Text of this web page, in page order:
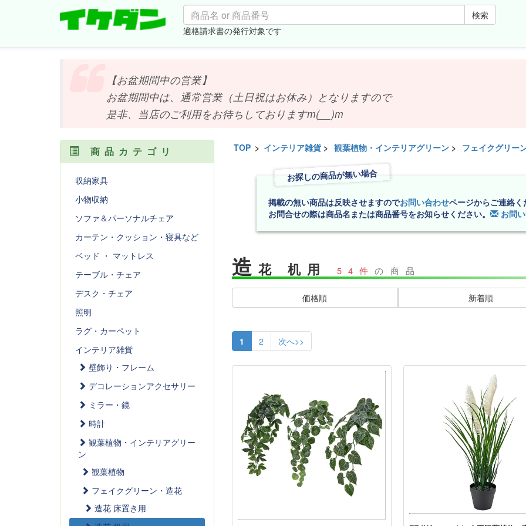
検索
適格請求書の発行対象です
【お盆期間中の営業】
お盆期間中は、通常営業（土日祝はお休み）となりますので
是非、当店のご利用をお待ちしておりますm(__)m
TOP > インテリア雑貨> 観葉植物・インテリアグリーン> フェイクグリー
お探しの商品が無い場合
掲載の無い商品は反映させますのでお問い合わせページからご連絡く
お問合せの際は商品名または商品番号をお知らせください。
お問
造 花 机用 54件の商品
価格順 新着順
1 2 次へ>>
商品カテゴリ
収納家具
小物収納
ソファ＆パーソナルチェア
カーテン・クッション・寝具など
ベッド ・ マットレス
テーブル・チェア
デスク・チェア
照明
ラグ・カーペット
インテリア雑貨
壁飾り・フレーム
デコレーションアクセサリー
ミラー・鏡
時計
観葉植物・インテリアグリー
ン
観葉植物
フェイクグリーン・造花
造花 床置き用